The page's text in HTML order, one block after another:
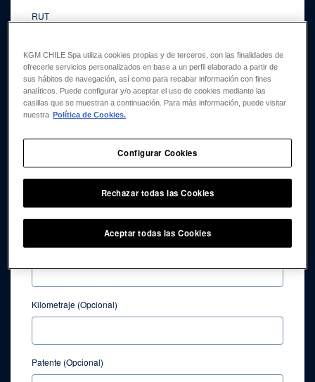
RUT
Sexo
Masculino Femenino
Dirección
Kilometraje (Opcional)
Patente (Opcional)
KGM CHILE Spa utiliza cookies propias y de terceros, con las finalidades de
ofrecerle servicios personalizados en base a un perfil elaborado a partir de
sus hábitos de navegación, así como para recabar información con fines
analíticos. Puede configurar y/o aceptar el uso de cookies mediante las
casillas que se muestran a continuación. Para más información, puede visitar
nuestra Política de Cookies.
Configurar Cookies
Rechazar todas las Cookies
Aceptar todas las Cookies